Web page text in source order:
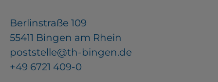
Berlinstraße 109
55411 Bingen am Rhein
poststelle@th-bingen.de
+49 6721 409-0
Drittanbieter, bspw. über das
Einbinden externer Videos,
Standortdaten oder
Stellenanzeigen.